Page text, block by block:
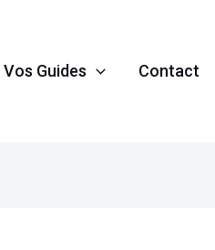
Vos Guides Contact